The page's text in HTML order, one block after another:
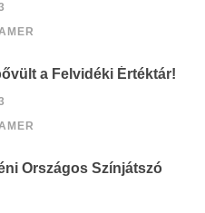
a Felvidéki Értéktár!
Országos Színjátszó